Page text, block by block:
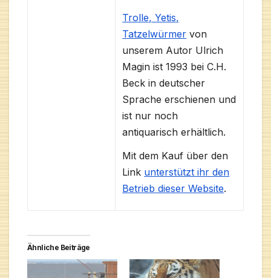
Trolle, Yetis,
Tatzelwürmer von
unserem Autor Ulrich
Magin ist 1993 bei C.H.
Beck in deutscher
Sprache erschienen und
ist nur noch
antiquarisch erhältlich.
Mit dem Kauf über den
Link unterstützt ihr den
Betrieb dieser Website.
Ähnliche Beiträge